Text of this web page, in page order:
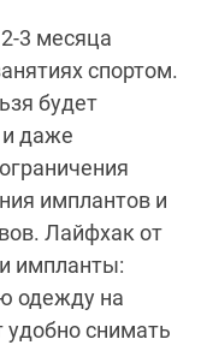
3 месяца
спортом.
будет
даже
имплантов и
Лайфхак от
импланты:
одежду на
удобно снимать